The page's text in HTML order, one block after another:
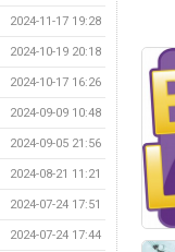
2024-11-17 19:28
2024-10-19 20:18
2024-10-17 16:26
2024-09-09 10:48
2024-09-05 21:56
2024-08-21 11:21
2024-07-24 17:51
2024-07-24 17:44